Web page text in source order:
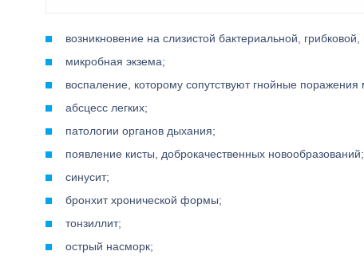
возникновение на слизистой бактериальной,
микробная экзема;
воспаление, которому сопутствуют гнойные поражения
абсцесс легких;
патологии органов дыхания;
появление кисты, доброкачественных новообразований;
синусит;
бронхит хронической формы;
тонзиллит;
острый насморк;